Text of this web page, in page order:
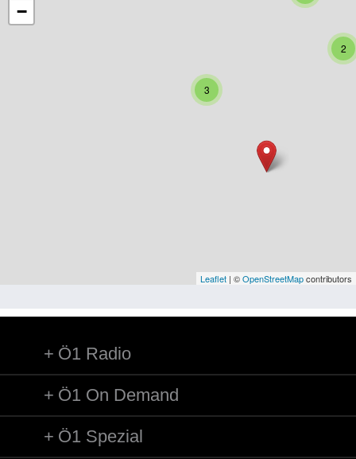
Niederösterreich
Vorarlberg
Besatzungsmächte
Frauen, Mütter, Kinder
2
3
−
Leaflet | ©OpenStreetMapcontributors
Ö1 Radio
Ö1 On Demand
Ö1 Spezial